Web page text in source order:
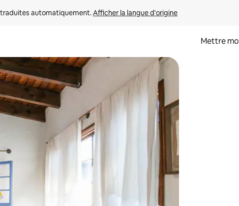
automatiquement. Afficher la langue d'origine
Mettre